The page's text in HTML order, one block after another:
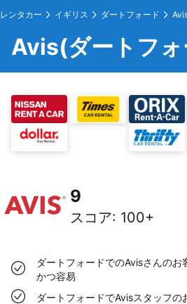
レンタカー イギリス ダートフォード
Avis(ダートフォ
9
スコア: 100+
ダートフォードでのAvisさんの
かつ容易
ダートフォードでAvisスタッフ